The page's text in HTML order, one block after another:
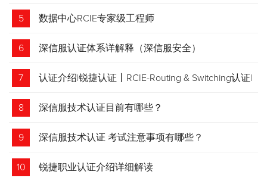
5 数据中心RCIE专家级工程师
6 深信服认证体系详解释（深信服安全）
7 认证介绍|锐捷认证丨RCIE-Routing & Switching认证|
专家级网络工程师
8 深信服技术认证目前有哪些？
9 深信服技术认证 考试注意事项有哪些？
10 锐捷职业认证介绍详细解读